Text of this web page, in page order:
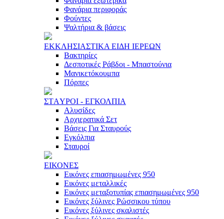
Φανάρια περιφοράς
Φούντες
Ψαλτήρια & βάσεις
ΕΚΚΛΗΣΙAΣΤΙΚA ΕΙΔΗ ΙΕΡΕΩΝ
Βακτηρίες
Δεσποτικές Ράβδοι - Μπαστούνια
Μανικετόκουμπα
Πόρπες
ΣΤAΥΡΟΙ - ΕΓΚΟΛΠΙA
Αλυσίδες
Αρχιερατικά Σετ
Βάσεις Για Σταυρούς
Εγκόλπια
Σταυροί
ΕΙΚΟΝΕΣ
Εικόνες επιασημωμένες 950
Εικόνες μεταλλικές
Εικόνες μεταξοτυπίας επιασημωμένες 950
Εικόνες ξύλινες Ρώσσικου τύπου
Εικόνες ξύλινες σκαλιστές